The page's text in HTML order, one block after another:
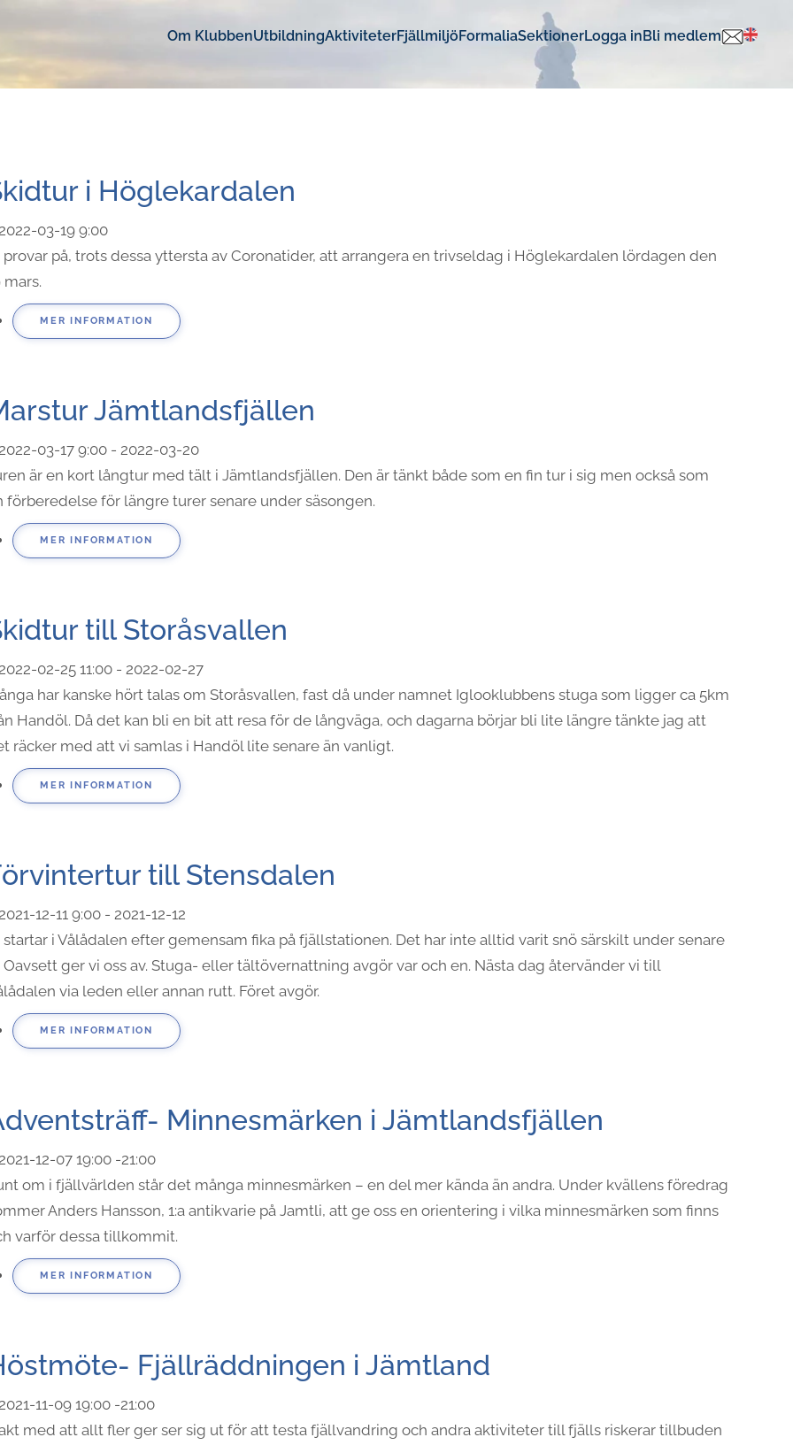
Om KlubbenUtbildningAktiviteterFjällmiljöFormaliaSektionerLogga inBli medlem
i Höglekardalen
03-19 9:00
provar på, trots dessa yttersta av Coronatider, att arrangera en trivseldag i Höglekardalen lördagen den
mars.
MER INFORMATION
Jämtlandsfjällen
03-17 9:00 - 2022-03-20
är en kort långtur med tält i Jämtlandsfjällen. Den är tänkt både som en fin tur i sig men också som
förberedelse för längre turer senare under säsongen.
MER INFORMATION
till Storåsvallen
02-2511:00 - 2022-02-27
har kanske hört talas om Storåsvallen, fast då under namnet Iglooklubbens stuga som ligger ca 5km
Handöl. Då det kan bli en bit att resa för de långväga, och dagarna börjar bli lite längre tänkte jag att
räcker med att vi samlas i Handöl lite senare än vanligt.
MER INFORMATION
till Stensdalen
12-11 9:00 - 2021-12-12
startar i Vålådalen efter gemensam fika på fjällstationen. Det har inte alltid varit snö särskilt under senare
Oavsett ger vi oss av. Stuga- eller tältövernattning avgör var och en. Nästa dag återvänder vi till
via leden eller annan rutt. Föret avgör.
MER INFORMATION
Minnesmärken i Jämtlandsfjällen
12-07 19:00 -21:00
om i fjällvärlden står det många minnesmärken – en del mer kända än andra. Under kvällens föredrag
Anders Hansson, 1:a antikvarie på Jamtli, att ge oss en orientering i vilka minnesmärken som finns
varför dessa tillkommit.
MER INFORMATION
Fjällräddningen i Jämtland
11-09 19:00 -21:00
med att allt fler ger ser sig ut för att testa fjällvandring och andra aktiviteter till fjälls riskerar tillbuden